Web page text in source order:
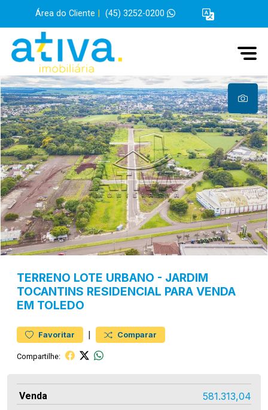
Área do Cliente (45) 3252-0200
TERRENO LOTE URBANO - JARDIM
TOCANTINS RESIDENCIAL PARA VENDA
EM TOLEDO
Favoritar | Comparar
Compartilhe:
Venda 581.313,04